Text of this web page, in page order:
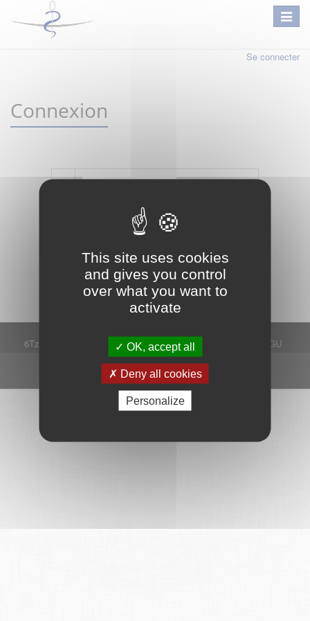
This site uses cookies
and gives you control
over what you want to
activate
OK, accept all
Deny all cookies
Personalize
Se connecter
Connexion
Mot de passe oublié ? Je crée mon compte
Connexion
6Tzen ©2015 - Tous droits réservés Mentions légales
CGU
Plan du site
FAQ
Contact
Ce service est proposé par6Tzen